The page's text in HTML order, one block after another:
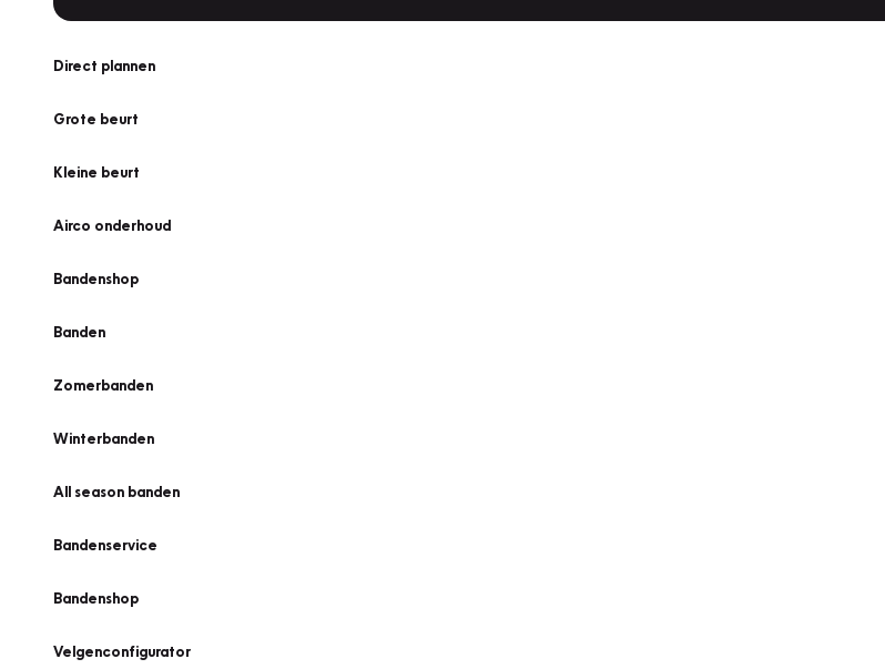
Direct plannen
Grote beurt
Kleine beurt
Airco onderhoud
Bandenshop
Banden
Zomerbanden
Winterbanden
All season banden
Bandenservice
Bandenshop
Velgenconfigurator